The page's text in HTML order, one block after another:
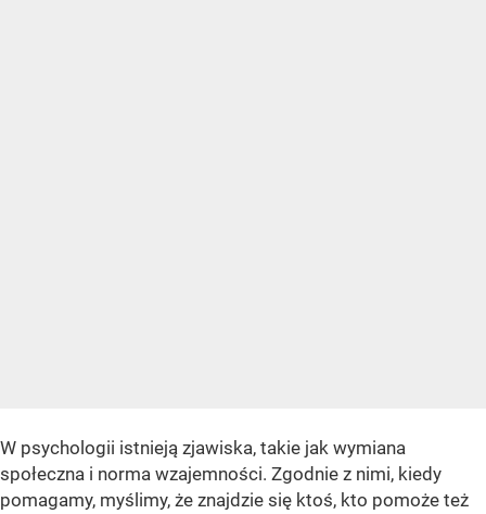
W psychologii istnieją zjawiska, takie jak wymiana
społeczna i norma wzajemności. Zgodnie z nimi, kiedy
pomagamy, myślimy, że znajdzie się ktoś, kto pomoże też